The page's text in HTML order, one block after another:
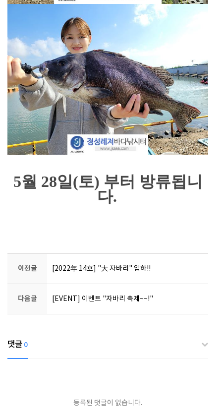
5월 28일(토) 부터 방류됩니
다.
이전글 [2022年 14호] "大 자바리" 입하!!
다음글 [EVENT] 이벤트 "자바리 축제~~!"
댓글 0
등록된 댓글이 없습니다.